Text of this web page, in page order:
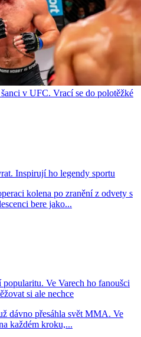
v UFC. Vrací se do polotěžké
Inspirují ho legendy sportu
kolena po zranění z odvety s
bere jako...
Ve Varech ho fanoušci
si ale nechce
dávno přesáhla svět MMA. Ve
každém kroku,...